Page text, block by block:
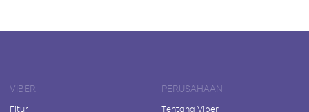
VIBER
Fitur
PERUSAHAAN
Tentang Viber